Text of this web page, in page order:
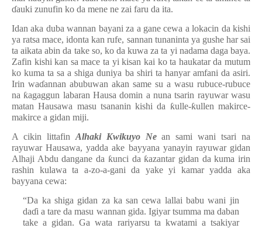
ɗauki zunufin ko da mene ne zai faru da ita.
Idan aka duba wannan bayani za a gane cewa a lokacin da kishi
ya ratsa mace, idonta kan rufe, sannan tunaninta ya gushe har sai
ta aikata abin da take so, ko da kuwa za ta yi nadama daga baya.
Zafin kishi kan sa mace ta yi kisan kai ko ta haukatar da mutum
ko kuma ta sa a shiga duniya ba shiri ta hanyar amfani da asiri.
Irin waɗannan abubuwan akan same su a wasu rubuce-rubuce
na ƙagaggun labaran Hausa domin a nuna tsarin rayuwar wasu
matan Hausawa masu tsananin kishi da ƙulle-ƙullen makirce-
makirce a gidan miji.
A cikin littafin Alhaki Kwikuyo Nean sami wani tsari na
rayuwar Hausawa, yadda ake bayyana yanayin rayuwar gidan
Alhaji Abdu dangane da ƙunci da ƙazantar gidan da kuma irin
rashin kulawa ta a-zo-a-gani da yake yi kamar yadda aka
bayyana cewa:
“Da ka shiga gidan za ka san cewa lallai babu wani jin
daɗi a tare da masu wannan gida. Igiyar tsumma ma daban
take a gidan. Ga wata rariyarsu ta kwatami a tsakiyar